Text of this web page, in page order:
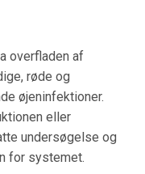
overfladen af
røde og
øjeninfektioner.
eller
undersøgelse og
for systemet.